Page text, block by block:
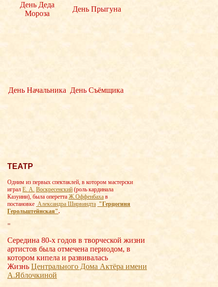
День Деда
Мороза
День Прыгуна
День Начальника День Съёмщика
ТЕАТР
Одним из первых спектаклей, в котором мастерски
играл Е. А. Воскресенский (роль кардинала
Казуини), была оперетта Ж.Оффенбаха в
постановке Александра Ширвиндта "Герцогиня
Герольштейнская".
=
Середина 80-х годов в творческой жизни
артистов была отмечена периодом, в
котором кипела и развивалась
Жизнь Центрального Дома Актёра имени
А.Яблочкиной